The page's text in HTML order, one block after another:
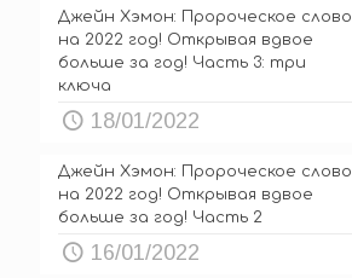
Джейн Хэмон: Пророческое слово
на 2022 год! Открывая вдвое
больше за год! Часть 3: три
ключа
18/01/2022
Джейн Хэмон: Пророческое слово
на 2022 год! Открывая вдвое
больше за год! Часть 2
16/01/2022